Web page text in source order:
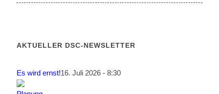
AKTUELLER DSC-NEWSLETTER
Es wird ernst!16. Juli 2026 - 8:30